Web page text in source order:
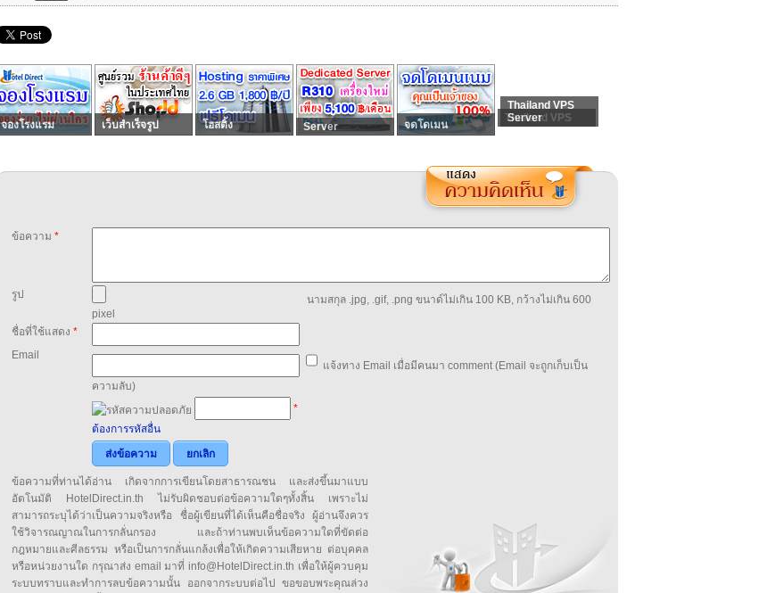
จองโรงแรม เว็บสำเร็จรูป โฮสติ้ง Server จดโดเมน
Thailand VPS
Thailand VPS
Server
ข้อความ *
รูป
นามสกุล .jpg, .gif, .png ขนาด์ไม่เกิน 100 KB, กว้างไม่เกิน 600
pixel
ชื่อที่ใช้แสดง *
Email
แจ้งทาง Email เมื่อมีคนมา comment (Email จะถูกเก็บเป็น
ความลับ)
*
ต้องการรหัสอื่น
ส่งข้อความ
ยกเลิก
ข้อความที่ท่านได้อ่าน เกิดจากการเขียนโดยสาธารณชน และส่งขึ้นมาแบบ
อัตโนมัติ HotelDirect.in.th ไม่รับผิดชอบต่อข้อความใดๆทั้งสิ้น เพราะไม่
สามารถระบุได้ว่าเป็นความจริงหรือ ชื่อผู้เขียนที่ได้เห็นคือชื่อจริง ผู้อ่านจึงควร
ใช้วิจารณญาณในการกลั่นกรอง และถ้าท่านพบเห็นข้อความใดที่ขัดต่อ
กฎหมายและศีลธรรม หรือเป็นการกลั่นแกล้งเพื่อให้เกิดความเสียหาย ต่อบุคคล
หรือหน่วยงานใด กรุณาส่ง email มาที่ info@HotelDirect.in.th เพื่อให้ผู้ควบคุม
ระบบทราบและทำการลบข้อความนั้น ออกจากระบบต่อไป ขอขอบพระคุณล่วง